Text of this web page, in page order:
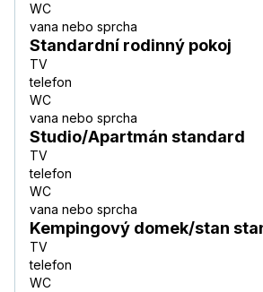
WC
vana nebo sprcha
Standardní rodinný pokoj
TV
telefon
WC
vana nebo sprcha
Studio/Apartmán standard
TV
telefon
WC
vana nebo sprcha
Kempingový domek/stan
TV
telefon
WC